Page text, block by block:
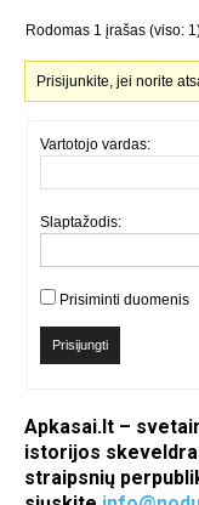
Rodomas 1 įrašas (viso:
Prisijunkite, jei norite
Vartotojo vardas:
Slaptažodis:
Prisiminti duomenis
Prisijungti
Apkasai.lt –
istorijos
straipsnių